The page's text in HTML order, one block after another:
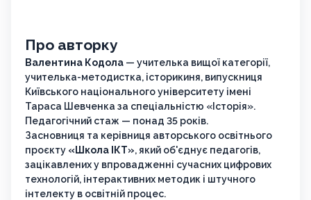
Про авторку
Валентина Кодола — учителька вищої категорії,
учителька-методистка, історикиня, випускниця
Київського національного університету імені
Тараса Шевченка за спеціальністю «Історія».
Педагогічний стаж — понад 35 років.
Засновниця та керівниця авторського освітнього
проєкту «Школа ІКТ», який об'єднує педагогів,
зацікавлених у впровадженні сучасних цифрових
технологій, інтерактивних методик і штучного
інтелекту в освітній процес.